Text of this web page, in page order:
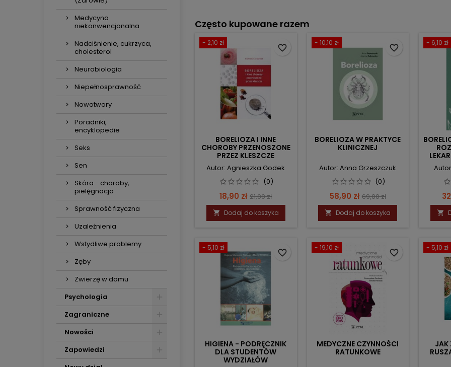
Medycyna
niekonwencjonalna
Nadciśnienie, cukrzyca,
cholesterol
Neurobiologia
Niepełnosprawność
Nowotwory
Poradniki,
encyklopedie
Seks
Sen
Skóra - choroby,
pielęgnacja
Sprawność fizyczna
Uzależnienia
Wstydliwe problemy
Zęby
Zwierzę w domu
Psychologia
Zagraniczne
Nowości
Zapowiedzi
Często kupowane razem
- 2,10 zł
BORELIOZA I INNE
CHOROBY PRZENOSZONE
PRZEZ KLESZCZE
Autor: Agnieszka Godek
(0)
Cena
18,90 zł Cena
podstawowa
21,00 zł
 Dodaj do koszyka
favorite_border
- 10,10 zł
BORELIOZA W PRAKTYCE
KLINICZNEJ
Autor: Anna Grzeszczuk
(0)
Cena
58,90 zł Cena
podstawowa
69,00 zł
 Dodaj do koszyka
favorite_border
- 6,10 zł

- 5,10 zł
HIGIENA - PODRĘCZNIK
DLA STUDENTÓW
WYDZIAŁÓW
favorite_border
- 19,10 zł
MEDYCZNE CZYNNOŚCI
RATUNKOWE
favorite_border
- 5,10 zł
JAK